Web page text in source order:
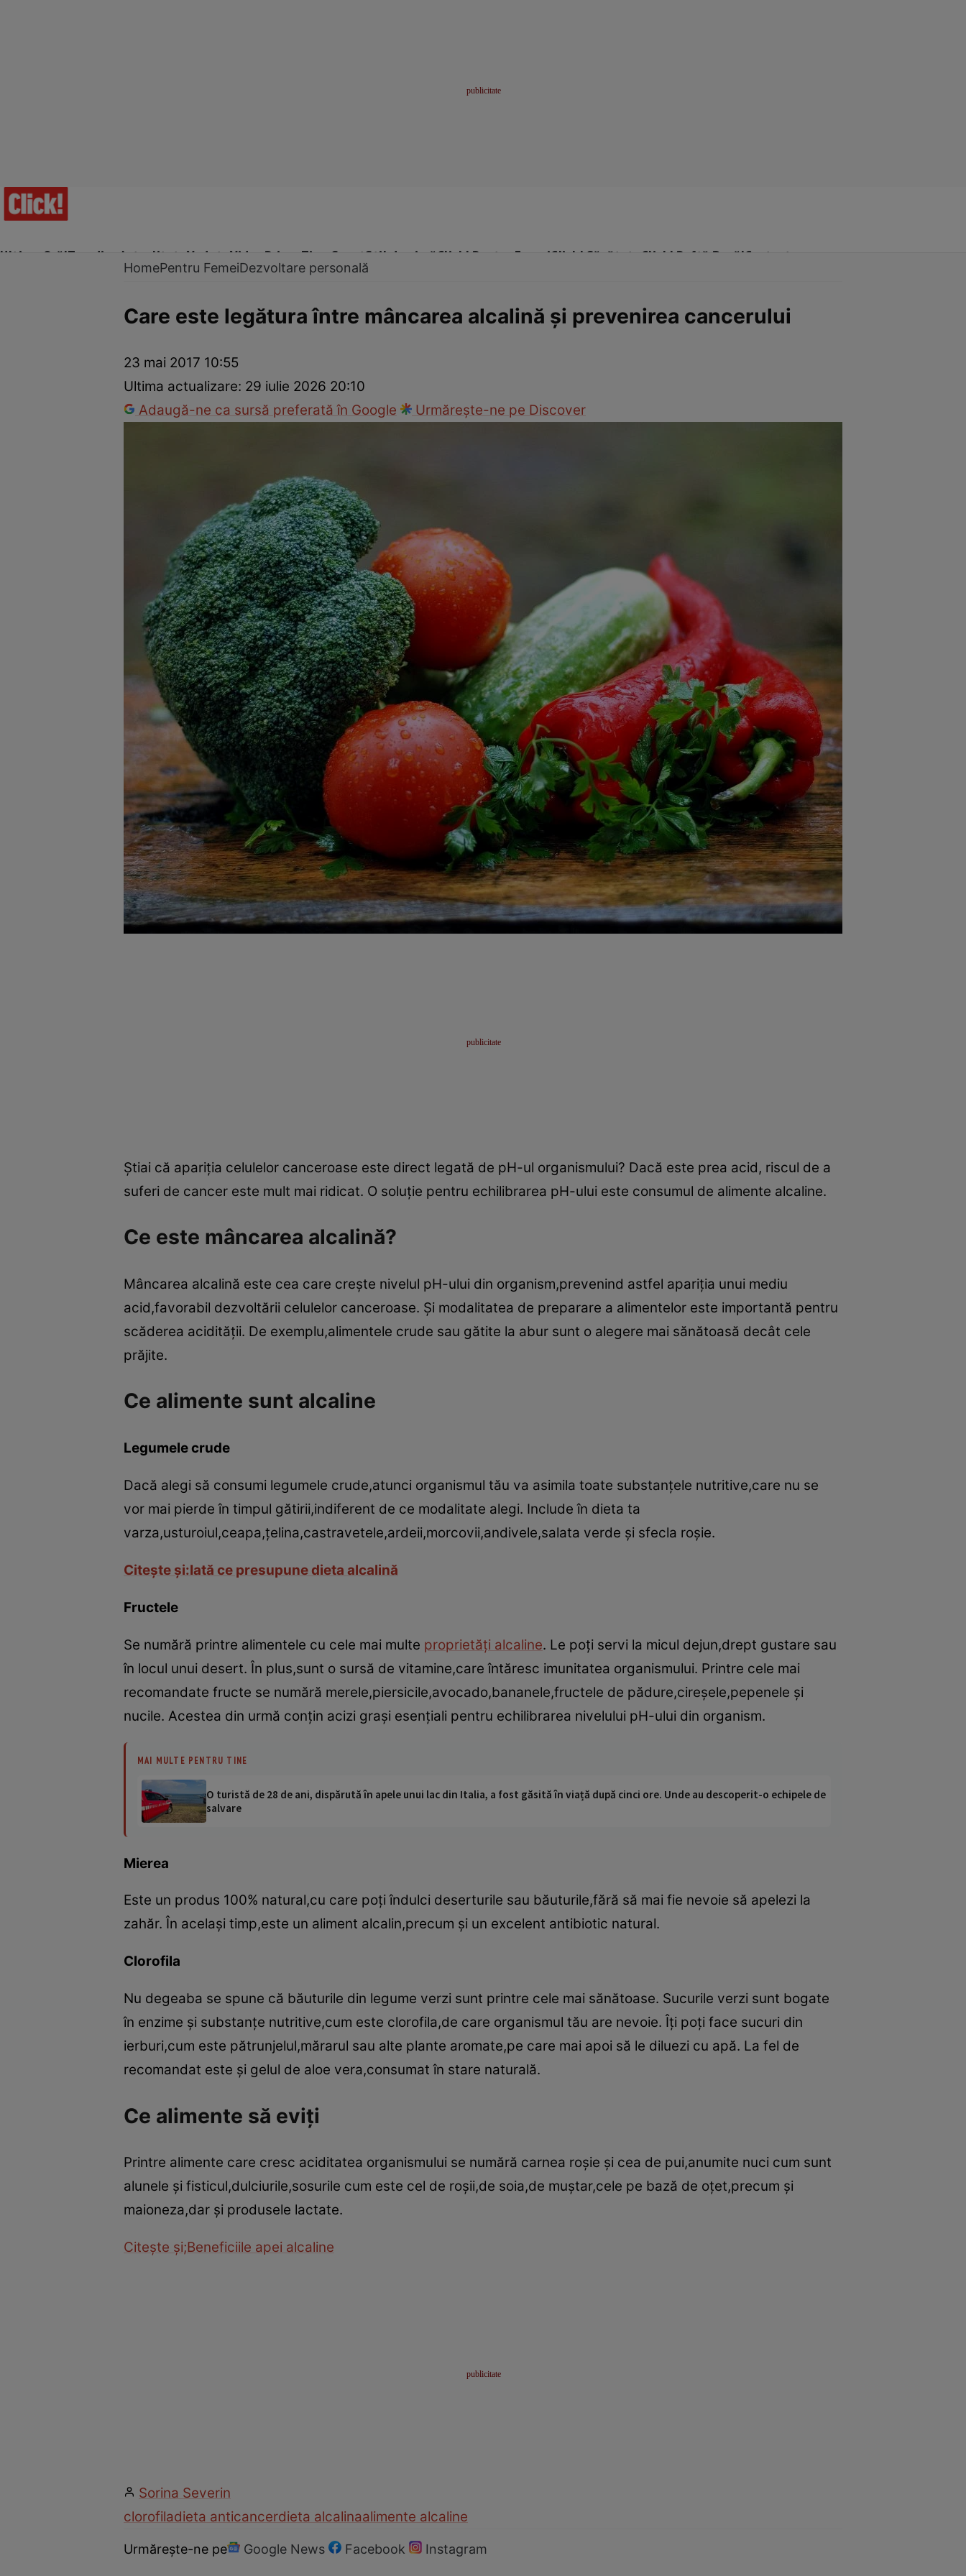
Ultima Oră!Trending Actualitate Vedete Video Prime Time SportStil de viațăClick! Pentru FemeiClick! Sănătate Click! Poftă Bună!Contact
Dezvoltare personalăÎngrijire personalăCasă și grădină
HomePentru FemeiDezvoltare personală
Care este legătura între mâncarea alcalină şi prevenirea cancerului
23 mai 2017 10:55
Ultima actualizare: 29 iulie 2026 20:10
Adaugă-ne ca sursă preferată în Google
Urmărește-ne pe Discover
Ştiai că apariţia celulelor canceroase este direct legată de pH-ul organismului? Dacă este prea acid, riscul de a
suferi de cancer este mult mai ridicat. O soluţie pentru echilibrarea pH-ului este consumul de alimente alcaline.
Ce este mâncarea alcalină?
Mâncarea alcalină este cea care creşte nivelul pH-ului din organism,prevenind astfel apariţia unui mediu
acid,favorabil dezvoltării celulelor canceroase. Şi modalitatea de preparare a alimentelor este importantă pentru
scăderea acidităţii. De exemplu,alimentele crude sau gătite la abur sunt o alegere mai sănătoasă decât cele
prăjite.
Ce alimente sunt alcaline
Legumele crude
Dacă alegi să consumi legumele crude,atunci organismul tău va asimila toate substanţele nutritive,care nu se
vor mai pierde în timpul gătirii,indiferent de ce modalitate alegi. Include în dieta ta
varza,usturoiul,ceapa,ţelina,castravetele,ardeii,morcovii,andivele,salata verde şi sfecla roşie.
Citeşte şi:Iată ce presupune dieta alcalină
Fructele
Se numără printre alimentele cu cele mai multe proprietăţi alcaline. Le poţi servi la micul dejun,drept gustare sau
în locul unui desert. În plus,sunt o sursă de vitamine,care întăresc imunitatea organismului. Printre cele mai
recomandate fructe se numără merele,piersicile,avocado,bananele,fructele de pădure,cireşele,pepenele şi
nucile. Acestea din urmă conţin acizi graşi esenţiali pentru echilibrarea nivelului pH-ului din organism.
MAI MULTE PENTRU TINE
O turistă de 28 de ani, dispărută în apele unui lac din Italia, a fost găsită în viață după cinci ore. Unde au descoperit-o echipele de
salvare
Mierea
Este un produs 100% natural,cu care poţi îndulci deserturile sau băuturile,fără să mai fie nevoie să apelezi la
zahăr. În acelaşi timp,este un aliment alcalin,precum şi un excelent antibiotic natural.
Clorofila
Nu degeaba se spune că băuturile din legume verzi sunt printre cele mai sănătoase. Sucurile verzi sunt bogate
în enzime şi substanţe nutritive,cum este clorofila,de care organismul tău are nevoie. Îţi poţi face sucuri din
ierburi,cum este pătrunjelul,mărarul sau alte plante aromate,pe care mai apoi să le diluezi cu apă. La fel de
recomandat este şi gelul de aloe vera,consumat în stare naturală.
Ce alimente să eviţi
Printre alimente care cresc aciditatea organismului se numără carnea roşie şi cea de pui,anumite nuci cum sunt
alunele şi fisticul,dulciurile,sosurile cum este cel de roşii,de soia,de muştar,cele pe bază de oţet,precum şi
maioneza,dar şi produsele lactate.
Citeşte şi;Beneficiile apei alcaline
Sorina Severin
clorofiladieta anticancerdieta alcalinaalimente alcaline
Urmărește-ne pe Google News Facebook Instagram